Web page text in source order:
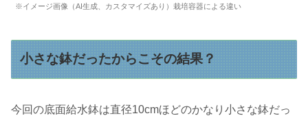
※イメージ画像（AI生成、カスタマイズあり）栽培容器による違い
小さな鉢だったからこその結果？
今回の底面給水鉢は直径10cmほどのかなり小さな鉢だっ